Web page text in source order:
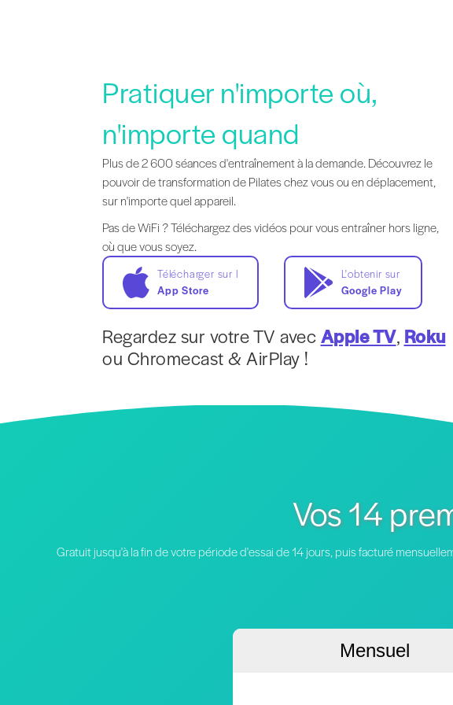
Pratiquer n'importe où,
n'importe quand
Plus de 2 600 séances d'entraînement à la demande. Découvrez le
pouvoir de transformation de Pilates chez vous ou en déplacement,
sur n'importe quel appareil.
Pas de WiFi ? Téléchargez des vidéos pour vous entraîner hors ligne,
où que vous soyez.
Télécharger sur l
App Store
L'obtenir sur
Google Play
Regardez sur votre TV avecApple TV, Roku
ou Chromecast & AirPlay !
Vos 14
Gratuit jusqu'à la fin de votre période d'essai de 14 jours, puis facturé
Mensuel